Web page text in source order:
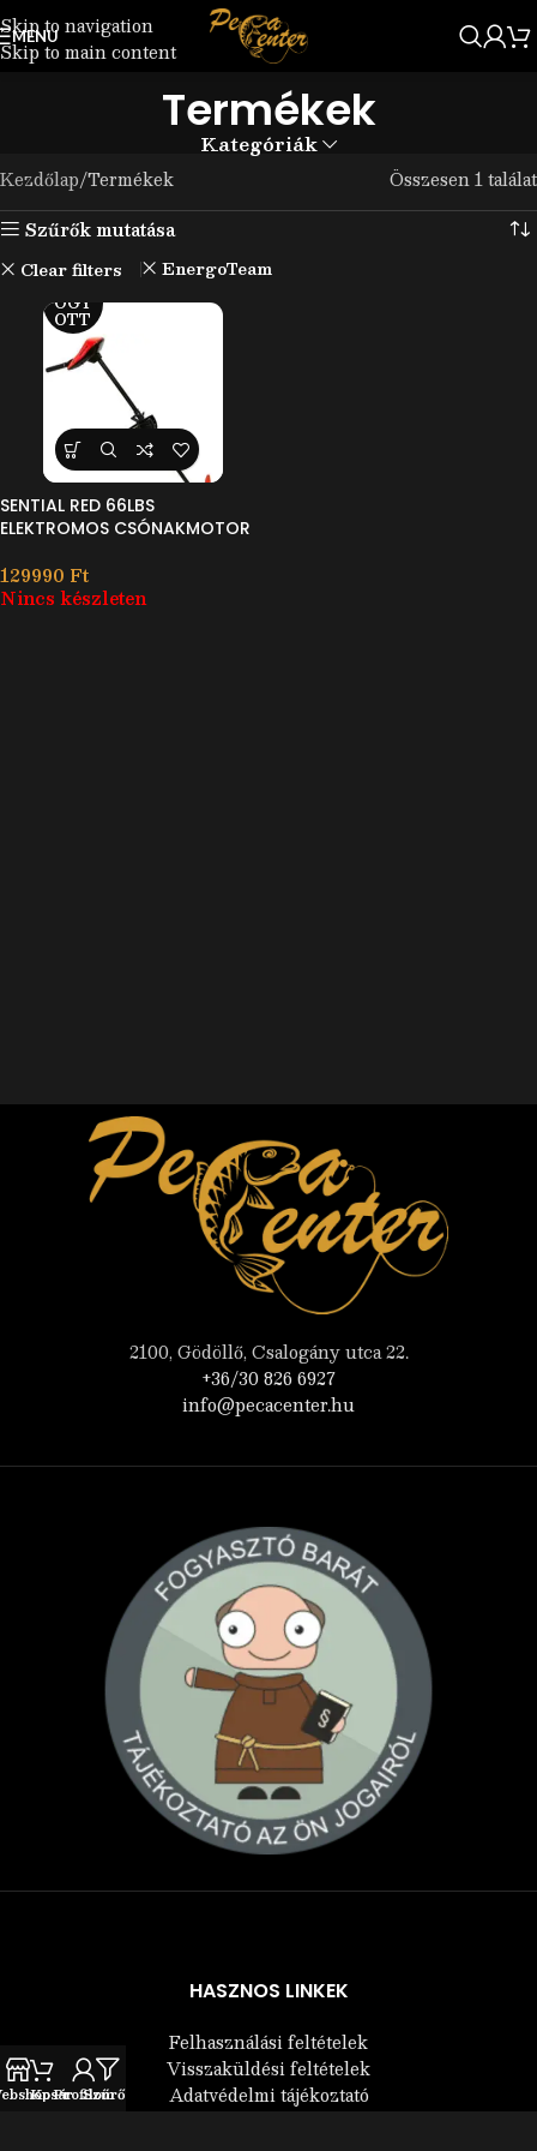
Skip to navigation
Skip to main content
MENU
Termékek
Kategóriák
Kezdőlap Termékek
Összesen 1 találat
Szűrők mutatása
Clear filters EnergoTeam
OGY
OTT
SENTIAL RED 66LBS
ELEKTROMOS CSÓNAKMOTOR
129990 Ft
Nincs készleten
2100, Gödöllő, Csalogány utca 22.
+36/30 826 6927
info@pecacenter.hu
HASZNOS LINKEK
Felhasználási feltételek
Visszaküldési feltételek
Adatvédelmi tájékoztató
Elállás a szerződéstől
KosárProfilom
Szűrők